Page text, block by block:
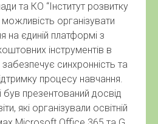
та КО “Інститут розвитку
організувати
на єдиній платформі з
інструментів в
синхронність та
процесу навчання.
презентований досвід
які організували освітній